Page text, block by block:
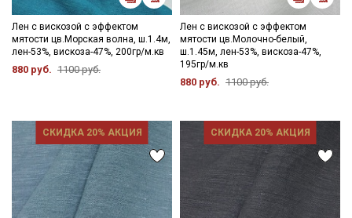
Лен с вискозой с эффектом
мятости цв.Морская волна, ш.1.4м,
лен-53%, вискоза-47%, 200гр/м.кв
880 руб. 1100 руб.
Лен с вискозой с эффектом
мятости цв.Молочно-белый,
ш.1.45м, лен-53%, вискоза-47%,
195гр/м.кв
880 руб. 1100 руб.
СКИДКА 20% АКЦИЯ СКИДКА 20% АКЦИЯ